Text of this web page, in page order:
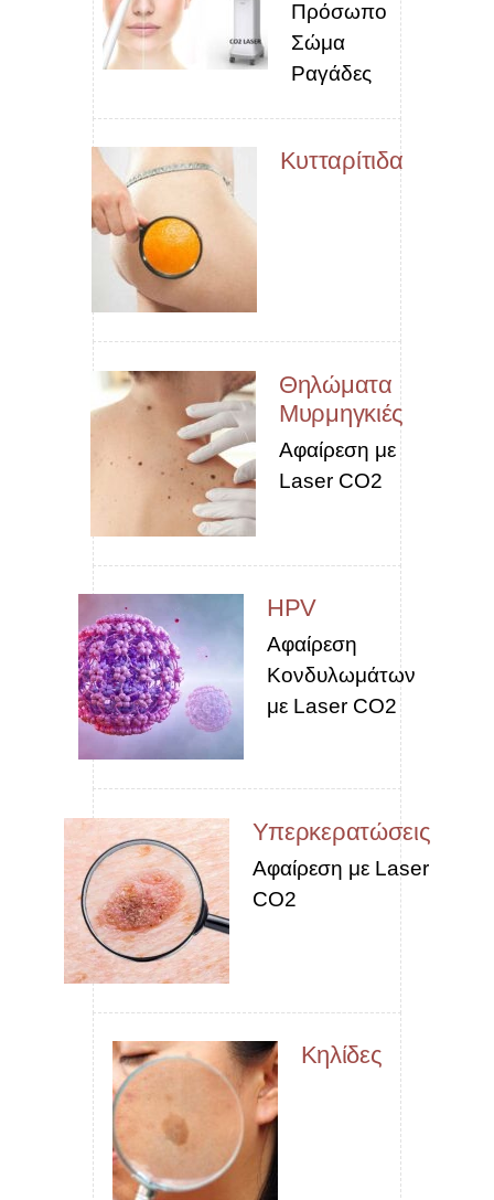
Πρόσωπο
Σώμα
Ραγάδες
Κυτταρίτιδα
Θηλώματα
Μυρμηγκιές
Αφαίρεση με
Laser CO2
HPV
Αφαίρεση
Κονδυλωμάτων
με Laser CO2
Υπερκερατώσεις
Αφαίρεση με Laser
CO2
Κηλίδες